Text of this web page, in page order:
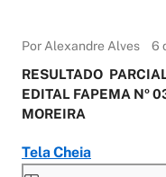
Por Alexandre Alves 6
RESULTADO
EDITAL FAPEMA Nº
MOREIRA
Tela Cheia
Skip